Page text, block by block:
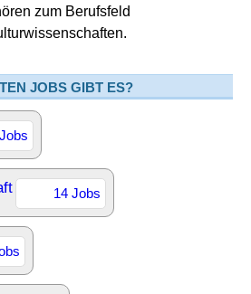
zum Berufsfeld
JOBS GIBT ES?
14 Jobs